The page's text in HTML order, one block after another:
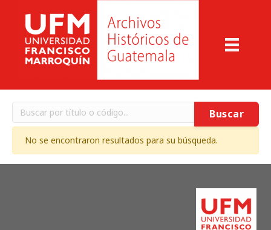
Buscar
No se encontraron resultados para su búsqueda.